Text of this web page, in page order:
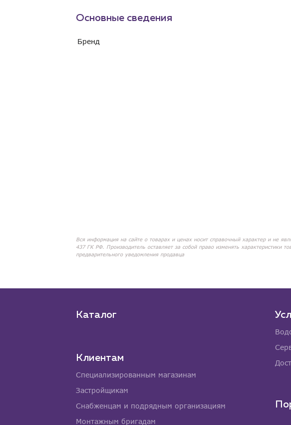
Основные сведения
Бренд
Вся информация на сайте о товарах и ценах носит справочный характер и не
437 ГК РФ. Производитель оставляет за собой право изменять характеристики
предварительного уведомления продавца
Каталог
Клиентам
Специализированным магазинам
Застройщикам
Снабженцам и подрядным организациям
Монтажным бригадам